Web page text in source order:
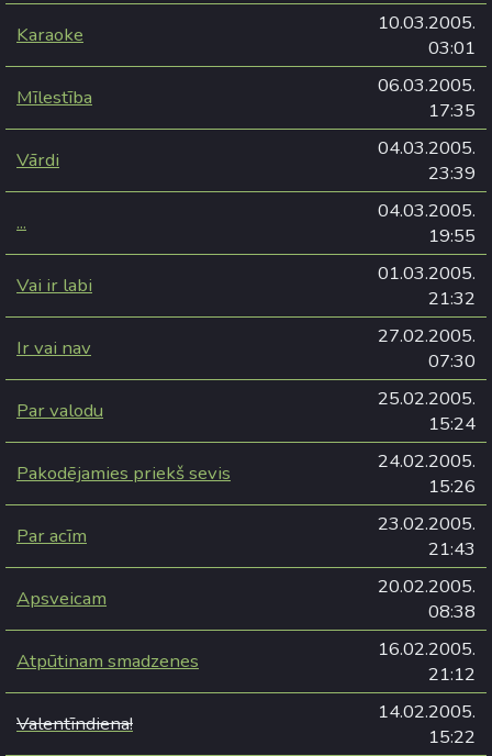
Karaoke
10.03.2005.
03:01
Mīlestība
06.03.2005.
17:35
Vārdi
04.03.2005.
23:39
...
04.03.2005.
19:55
Vai ir labi
01.03.2005.
21:32
Ir vai nav
27.02.2005.
07:30
Par valodu
25.02.2005.
15:24
Pakodējamies priekš sevis
24.02.2005.
15:26
Par acīm
23.02.2005.
21:43
Apsveicam
20.02.2005.
08:38
Atpūtinam smadzenes
16.02.2005.
21:12
Valentīndiena!
14.02.2005.
15:22